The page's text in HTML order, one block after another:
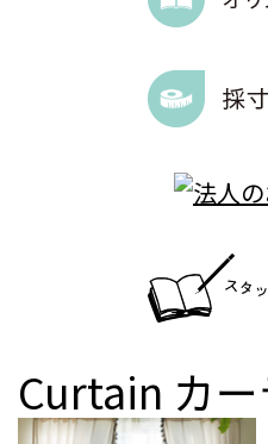
Curtain カ